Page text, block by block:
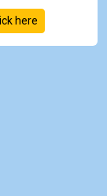
here